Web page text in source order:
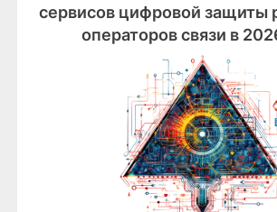
сервисов цифровой защиты
операторов связи в